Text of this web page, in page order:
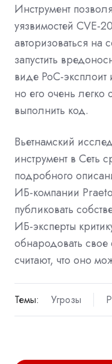
Инструмент
уязвимостей CVE-
авторизоваться на
запустить
виде PoC-
но его очень легко
выполнить код.
Вьетнамский
инструмент в Сеть
подробного
ИБ-компании
публиковать
ИБ-эксперты
обнародовать
считают, что оно
Темы: Угрозы